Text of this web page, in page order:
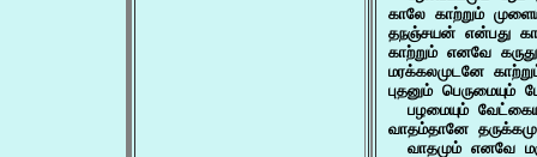
காலே காற்றும்
தநஞ்சயன் என்பது
காற்றும் எனவே
மரக்கலமுடனே
புதனும் பெருமையும்
பழமையும்
வாதம்தானே
வாதமும் எனவே